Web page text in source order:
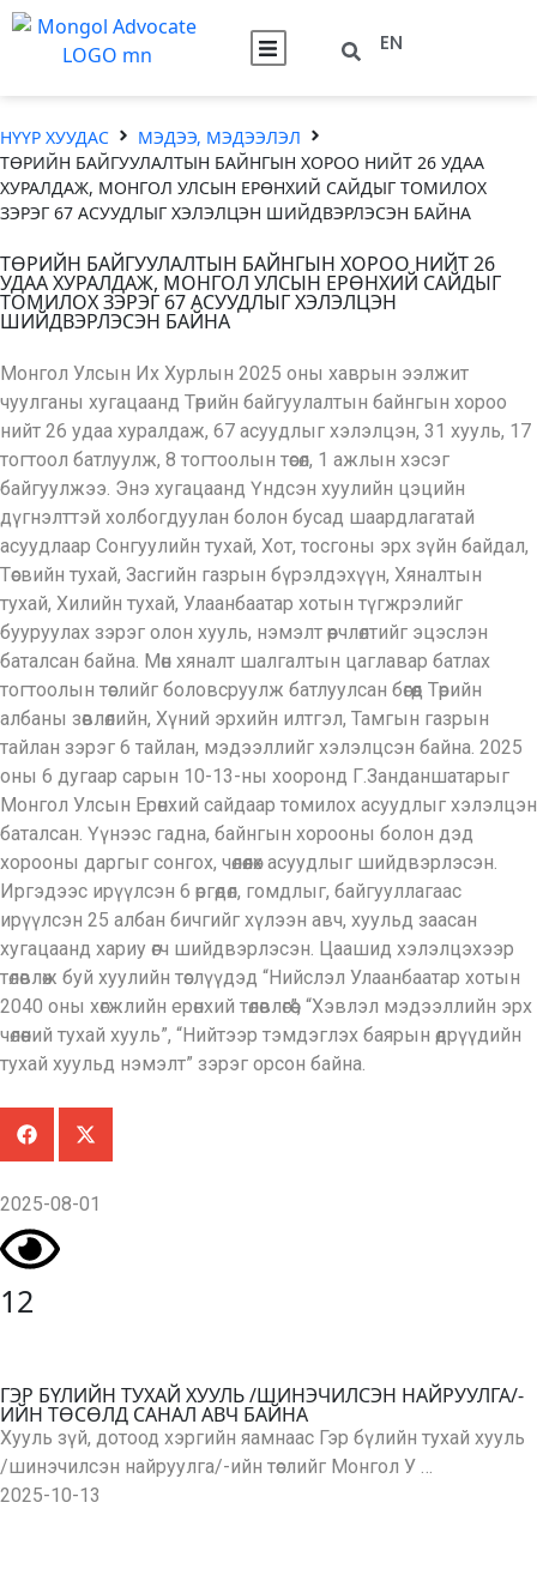
EN
НҮҮР ХУУДАС
МЭДЭЭ, МЭДЭЭЛЭЛ
ТӨРИЙН БАЙГУУЛАЛТЫН БАЙНГЫН ХОРОО НИЙТ 26 УДАА
ХУРАЛДАЖ, МОНГОЛ УЛСЫН ЕРӨНХИЙ САЙДЫГ ТОМИЛОХ
ЗЭРЭГ 67 АСУУДЛЫГ ХЭЛЭЛЦЭН ШИЙДВЭРЛЭСЭН БАЙНА
ТӨРИЙН БАЙГУУЛАЛТЫН БАЙНГЫН ХОРОО НИЙТ 26
УДАА ХУРАЛДАЖ, МОНГОЛ УЛСЫН ЕРӨНХИЙ САЙДЫГ
ТОМИЛОХ ЗЭРЭГ 67 АСУУДЛЫГ ХЭЛЭЛЦЭН
ШИЙДВЭРЛЭСЭН БАЙНА
Монгол Улсын Их Хурлын 2025 оны хаврын ээлжит
чуулганы хугацаанд Төрийн байгуулалтын байнгын хороо
нийт 26 удаа хуралдаж, 67 асуудлыг хэлэлцэн, 31 хууль, 17
тогтоол батлуулж, 8 тогтоолын төсөл, 1 ажлын хэсэг
байгуулжээ. Энэ хугацаанд Үндсэн хуулийн цэцийн
дүгнэлттэй холбогдуулан болон бусад шаардлагатай
асуудлаар Сонгуулийн тухай, Хот, тосгоны эрх зүйн байдал,
Төсвийн тухай, Засгийн газрын бүрэлдэхүүн, Хяналтын
тухай, Хилийн тухай, Улаанбаатар хотын түгжрэлийг
бууруулах зэрэг олон хууль, нэмэлт өөрчлөлтийг эцэслэн
баталсан байна. Мөн хяналт шалгалтын цаглавар батлах
тогтоолын төслийг боловсруулж батлуулсан бөгөөд Төрийн
албаны зөвлөлийн, Хүний эрхийн илтгэл, Тамгын газрын
тайлан зэрэг 6 тайлан, мэдээллийг хэлэлцсэн байна. 2025
оны 6 дугаар сарын 10-13-ны хооронд Г.Занданшатарыг
Монгол Улсын Ерөнхий сайдаар томилох асуудлыг хэлэлцэн
баталсан. Үүнээс гадна, байнгын хорооны болон дэд
хорооны даргыг сонгох, чөлөөлөх асуудлыг шийдвэрлэсэн.
Иргэдээс ирүүлсэн 6 өргөдөл, гомдлыг, байгууллагаас
ирүүлсэн 25 албан бичгийг хүлээн авч, хуульд заасан
хугацаанд хариу өгч шийдвэрлэсэн. Цаашид хэлэлцэхээр
төлөвлөж буй хуулийн төслүүдэд “Нийслэл Улаанбаатар хотын
2040 оны хөгжлийн ерөнхий төлөвлөгөө”, “Хэвлэл мэдээллийн эрх
чөлөөний тухай хууль”, “Нийтээр тэмдэглэх баярын өдрүүдийн
тухай хуульд нэмэлт” зэрэг орсон байна.
2025-08-01
12
ГЭР БҮЛИЙН ТУХАЙ ХУУЛЬ /ШИНЭЧИЛСЭН НАЙРУУЛГА/-
ИЙН ТӨСӨЛД САНАЛ АВЧ БАЙНА
Хууль зүй, дотоод хэргийн яамнаас Гэр бүлийн тухай хууль
/шинэчилсэн найруулга/-ийн төслийг Монгол У …
2025-10-13